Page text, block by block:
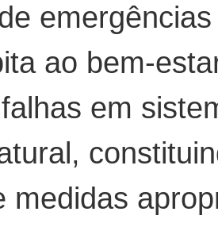
ao bem-
em
medidas